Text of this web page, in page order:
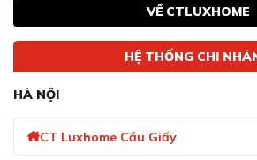
VỀ CTLUXHOME
HỆ THỐNG CHI
HÀ NỘI
CT Luxhome Cầu Giấy